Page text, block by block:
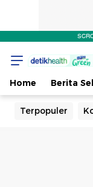
Home Berita
Terpopuler